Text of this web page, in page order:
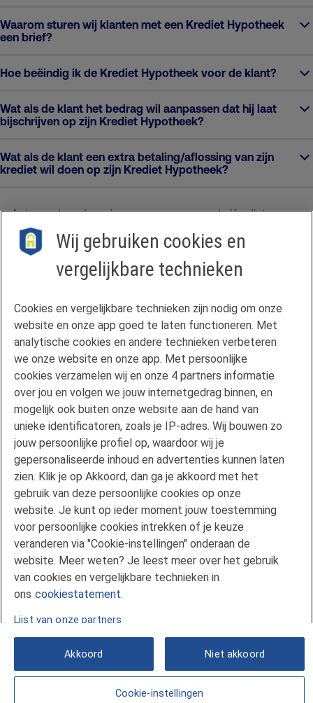
Waarom sturen wij klanten met een Krediet Hypotheek
een brief?
Hoe beëindig ik de Krediet Hypotheek voor de klant?
Wat als de klant het bedrag wil aanpassen dat hij laat
bijschrijven op zijn Krediet Hypotheek?
Wat als de klant een extra betaling/aflossing van zijn
krediet wil doen op zijn Krediet Hypotheek?
Antwoord op deze én meer vragen over de Krediet
Hypotheek, vind je terug op de
productpagina op FAN
Veelgestelde vragen
Klachtenregeling
Privacyverklaring
Disclaimer
Gebruikersvoorwaarden FAN
Actuele rente
Downloads
Kredietgids
Toegang aanvragen
Over Florius
Samenwerken met Florius
Pers
Nieuwsbrief
Volg ons op LinkedIn
© 2026
Wij gebruiken cookies en
vergelijkbare technieken
Cookies en vergelijkbare technieken zijn nodig om onze
website en onze app goed te laten functioneren. Met
analytische cookies en andere technieken verbeteren
we onze website en onze app. Met persoonlijke
cookies verzamelen wij en onze 4 partners informatie
over jou en volgen we jouw internetgedrag binnen, en
mogelijk ook buiten onze website aan de hand van
unieke identificatoren, zoals je IP-adres. Wij bouwen zo
jouw persoonlijke profiel op, waardoor wij je
gepersonaliseerde inhoud en advertenties kunnen laten
zien. Klik je op Akkoord, dan ga je akkoord met het
gebruik van deze persoonlijke cookies op onze
website. Je kunt op ieder moment jouw toestemming
voor persoonlijke cookies intrekken of je keuze
veranderen via "Cookie-instellingen" onderaan de
website. Meer weten? Je leest meer over het gebruik
van cookies en vergelijkbare technieken in
ons cookiestatement.
Lijst van onze partners
Akkoord Niet akkoord
Cookie-instellingen